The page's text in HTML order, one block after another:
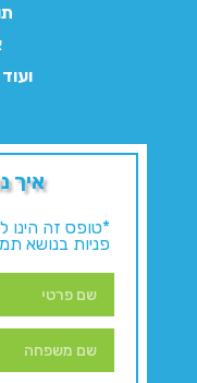
איך
*טופס זה הינו
פניות בנושא